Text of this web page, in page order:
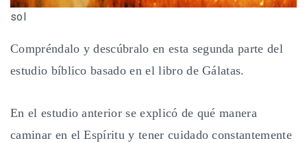
sol
Compréndalo y descúbralo en esta segunda parte del
estudio bíblico basado en el libro de Gálatas.
En el estudio anterior se explicó de qué manera
caminar en el Espíritu y tener cuidado constantemente